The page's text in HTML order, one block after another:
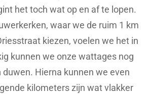
het toch wat op en af te lopen.
waar we de ruim 1 km
kiezen, voelen we het in
kunnen we onze wattages nog
Hierna kunnen we even
kilometers zijn wat vlakker